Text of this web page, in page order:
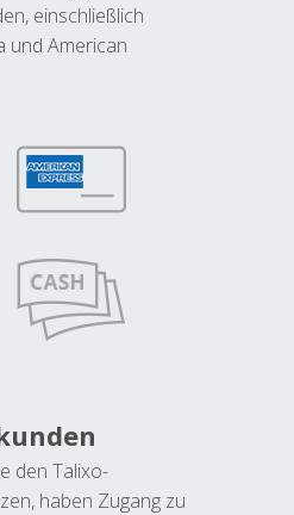
einschließlich
und American
den Talixo-
haben Zugang zu